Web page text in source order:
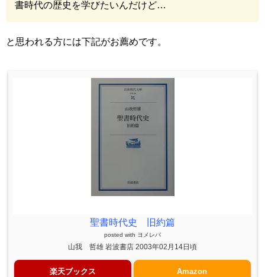
書時代の歴史を学びたいんだけど…
と思われる方には下記がお薦めです。
聖書時代史 旧約篇
posted with ヨメレバ
山我 哲雄 岩波書店 2003年02月14日頃
楽天ブックス Amazon